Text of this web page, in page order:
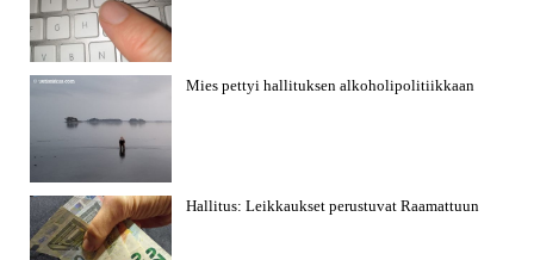
Mies pettyi hallituksen alkoholipolitiikkaan
Hallitus: Leikkaukset perustuvat Raamattuun